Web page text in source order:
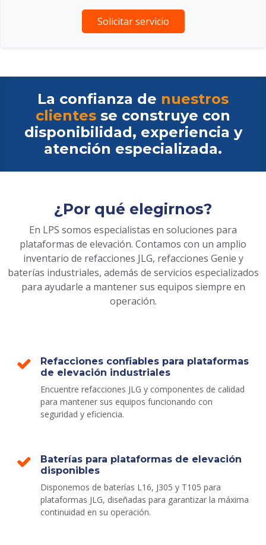
Solicitar servicio
La confianza de nuestros
clientes se construye con
disponibilidad, experiencia y
atención especializada.
¿Por qué elegirnos?
En LPS somos especialistas en soluciones para
plataformas de elevación. Contamos con un amplio
inventario de refacciones JLG, refacciones Genie y
baterías industriales, además de servicios especializados
para ayudarle a mantener sus equipos siempre en
operación.
Refacciones confiables para plataformas
de elevación industriales
Encuentre refacciones JLG y componentes de calidad
para mantener sus equipos funcionando con
seguridad y eficiencia.
Baterías para plataformas de elevación
disponibles
Disponemos de baterías L16, J305 y T105 para
plataformas JLG, diseñadas para garantizar la máxima
continuidad en su operación.